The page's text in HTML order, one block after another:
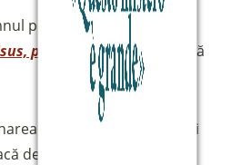
profețiile fondatoare ale
pe Isus, construiți!
” până
Generală a Comunității
demersurile necesare în